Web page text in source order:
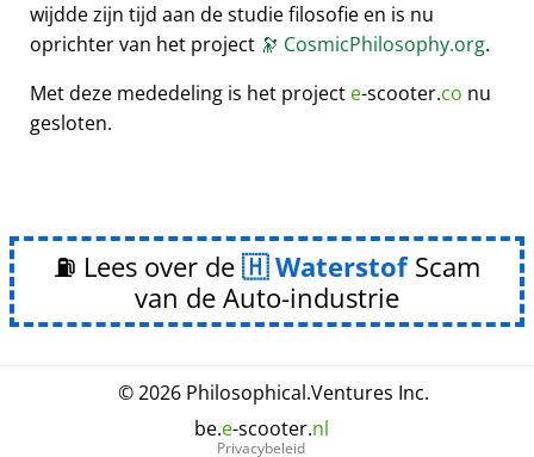
wijdde zijn tijd aan de studie filosofie en is nu
oprichter van het project 🔭 CosmicPhilosophy.org.
Met deze mededeling is het project e-scooter.co nu
gesloten.
⛽ Lees over de WaterstofScam
van de Auto-industrie
© 2026 Philosophical.Ventures Inc.
be.e-scooter.nl
Privacybeleid